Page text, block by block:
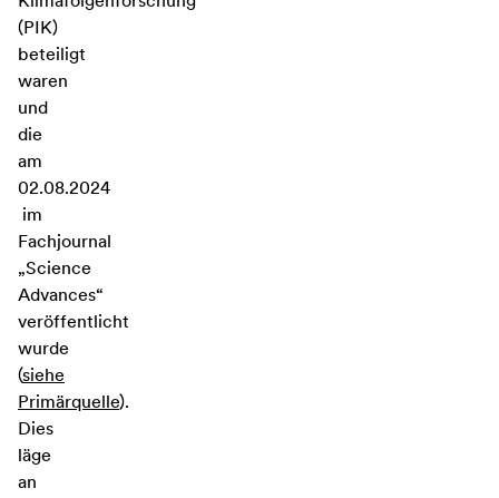
(PIK)
beteiligt
waren
und
die
am
02.08.2024
im
Fachjournal
„Science
Advances“
veröffentlicht
wurde
(siehe
Primärquelle).
Dies
läge
an